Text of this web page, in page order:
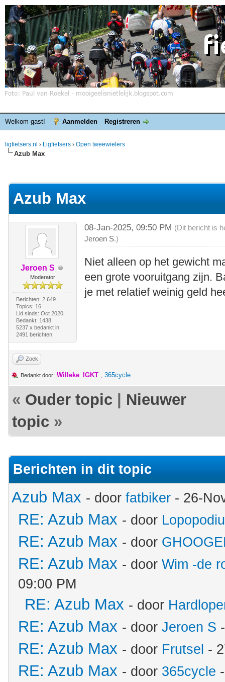
Welkom gast! Aanmelden Registreren
ligfietsers.nl › Ligfietsers › Open tweewielers
Azub Max
Azub Max
Jeroen S
Moderator
Berichten: 2.649
Topics: 16
Lid sinds: Oct 2020
Bedankt: 1438
5237 x bedankt in
2491 berichten
08-Jan-2025, 09:50 PM (Dit bericht is
Jeroen S.)
Niet alleen op het gewicht
een grote vooruitgang zijn.
je met relatief weinig geld
Zoek
Bedankt door: Willeke_IGKT , 365cycle
« Ouder topic
Nieuwer
topic »
Berichten in dit topic
Azub Max - door fatbiker - 26-
RE: Azub Max - door
RE: Azub Max - door
RE: Azub Max - door Wim -de
09:00 PM
RE: Azub Max - door
RE: Azub Max - door Jeroen S
RE: Azub Max - door Frutsel -
RE: Azub Max - door 365cycle